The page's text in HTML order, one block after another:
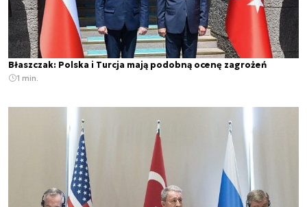
Błaszczak: Polska i Turcja mają podobną ocenę zagrożeń
1 min.